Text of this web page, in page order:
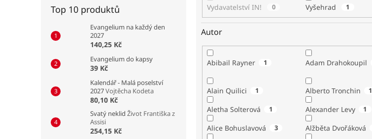
Top 10 produktů
Evangelium na každý den
2027
140,25 Kč
Evangelium do kapsy
39 Kč
Kalendář - Malá poselství
2027Vojtěcha Kodeta
80,10 Kč
Svatý neklid Život Františka z
Assisi
254,15 Kč
Vydavatelství IN! 0 Vyšehrad 1
Autor
Abibail Rayner 1 Adam Drahokoupil
Alain Quilici 1 Alberto Tronchin 1
Aletha Solterová 1 Alexander Levy 1
Alice Bohuslavová 3 Alžběta Dvořáková